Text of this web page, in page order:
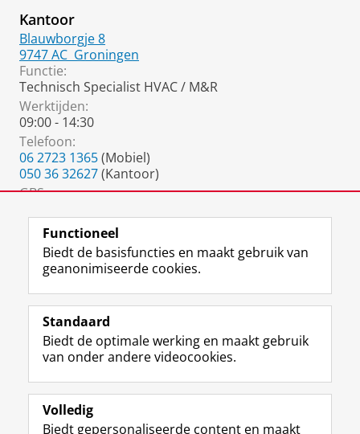
Kantoor
Blauwborgje 8
9747 AC Groningen
Functie:
Technisch Specialist HVAC / M&R
Werktijden:
09:00 - 14:30
Telefoon:
06 2723 1365(Mobiel)
050 36 32627(Kantoor)
GBS:
Volg de RUG
F
a
e
b
o
p
L
i
k
e
I
-
R
S
-
f
e
R
I
n
t
r
m
Y
o
T
e
k
Studiekiezers
Alumni
Functioneel
Biedt de basisfuncties en maakt gebruik van
geanonimiseerde cookies.
Standaard
Biedt de optimale werking en maakt gebruik
van onder andere videocookies.
Volledig
Biedt gepersonaliseerde content en maakt